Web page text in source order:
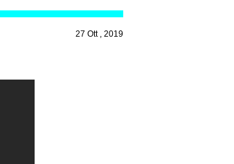
27 Ott , 2019